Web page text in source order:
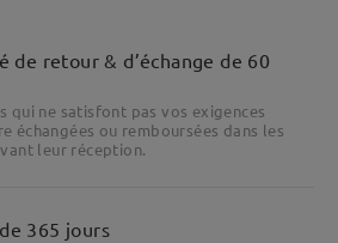
de retour & d’échange de 60
qui ne satisfont pas vos exigences
échangées ou remboursées dans les
leur réception.
365 jours